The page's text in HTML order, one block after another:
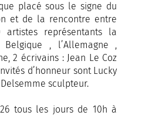
placé sous le signe du
et de la rencontre entre
représentants la
, l’Allemagne ,
2 écrivains : Jean Le Coz
d’honneur sont Lucky
sculpteur.
tous les jours de 10h à